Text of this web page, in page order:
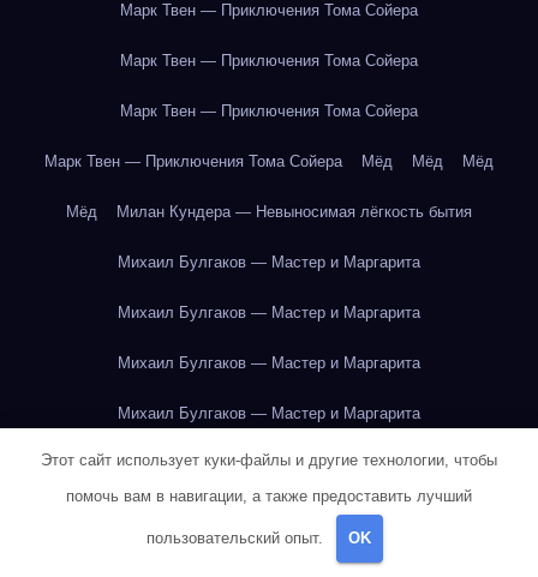
Марк Твен — Приключения Тома Сойера
Марк Твен — Приключения Тома Сойера
Марк Твен — Приключения Тома Сойера
Марк Твен — Приключения Тома Сойера Мёд Мёд Мёд
Мёд Милан Кундера — Невыносимая лёгкость бытия
Михаил Булгаков — Мастер и Маргарита
Михаил Булгаков — Мастер и Маргарита
Михаил Булгаков — Мастер и Маргарита
Михаил Булгаков — Мастер и Маргарита
Михаил Булгаков — Мастер и Маргарита
Михаил Булгаков — Мастер и Маргарита
Михаил Булгаков — Мастер и Маргарита
Этот сайт использует куки-файлы и другие технологии, чтобы
помочь вам в навигации, а также предоставить лучший
пользовательский опыт. OK